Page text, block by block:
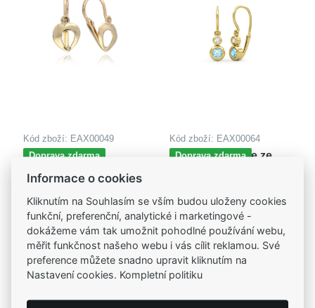
Kód zboží: EAX00049
Doprava zdarma
MOISS dětské
náušnice ze žlutého
zlata
3 760,00 Kč
Kód zboží: EAX00064
Doprava zdarma
MOISS náušnice ze
Informace o cookies
Kliknutím na Souhlasím se vším budou uloženy cookies
funkční, preferenční, analytické i marketingové -
dokážeme vám tak umožnit pohodlné používání webu,
měřit funkčnost našeho webu i vás cílit reklamou. Své
preference můžete snadno upravit kliknutím na
Nastavení cookies. Kompletní politiku